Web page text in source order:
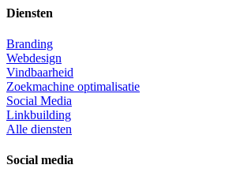
Diensten
Branding
Webdesign
Vindbaarheid
Zoekmachine optimalisatie
Social Media
Linkbuilding
Alle diensten
Social media